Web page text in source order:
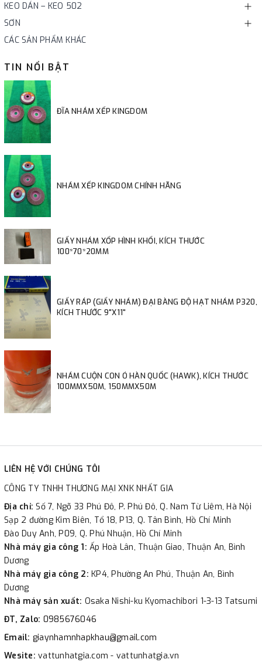
KEO DÁN – KEO 502
SƠN
CÁC SẢN PHẨM KHÁC
TIN NỔI BẬT
ĐĨA NHÁM XẾP KINGDOM
NHÁM XẾP KINGDOM CHÍNH HÃNG
GIẤY NHÁM XỐP HÌNH KHỐI, KÍCH THƯỚC
100*70*20MM
GIẤY RÁP (GIẤY NHÁM) ĐẠI BÀNG ĐỘ HẠT NHÁM P320,
KÍCH THƯỚC 9"X11"
NHÁM CUỘN CON Ó HÀN QUỐC (HAWK), KÍCH THƯỚC
100MMX50M, 150MMX50M
LIÊN HỆ VỚI CHÚNG TÔI
CÔNG TY TNHH THƯƠNG MẠI XNK NHẤT GIA
Địa chỉ:Số 7, Ngõ 33 Phú Đô, P. Phú Đô, Q. Nam Từ Liêm, Hà Nội
Sạp 2 đường Kim Biên, Tổ 18, P13, Q. Tân Bình, Hồ Chí Minh
Đào Duy Anh, P09, Q. Phú Nhuận, Hồ Chí Minh
Nhà máy gia công 1: Ấp Hoà Lân, Thuận Giao, Thuận An, Bình
Dương
Nhà máy gia công 2: KP4, Phường An Phú, Thuận An, Bình
Dương
Nhà máy sản xuất: Osaka Nishi-ku Kyomachibori 1-3-13 Tatsumi
ĐT, Zalo: 0985676046
Email: giaynhamnhapkhau@gmail.com
Wesite: vattunhatgia.com - vattunhatgia.vn